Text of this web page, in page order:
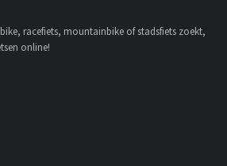
racefiets, mountainbike of stadsfiets zoekt,
online!